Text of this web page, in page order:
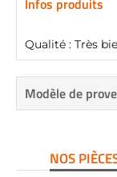
Infos produits
Qualité : Très
Modèle de
NOS